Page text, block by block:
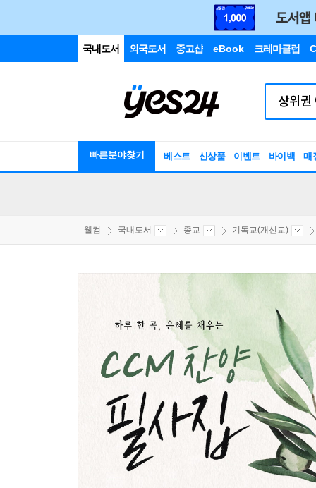
국내도서 외국도서 중고샵 eBook 크레마클럽
빠른분야찾기 베스트 신상품 이벤트 바이백 매
웰컴 국내도서 종교 기독교(개신교)